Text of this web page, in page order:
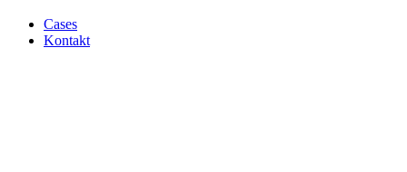
Cases
Kontakt